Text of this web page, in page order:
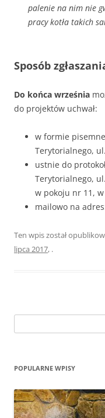
palenie na nim nie
pracy kotła takich
Sposób
Do końca września
do projektów uchwał:
w formie
Terytorialnego,
ustnie do
Terytorialnego,
w pokoju nr 11,
mailowo na
Ten wpis został
lipca 2017, .
POPULARNE WPISY